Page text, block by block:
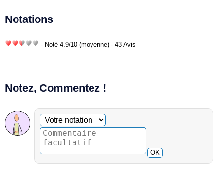
Notations
- Noté 4.9/10 (moyenne) - 43 Avis
Notez, Commentez !
Commentaire facultatif
Votre notation
OK